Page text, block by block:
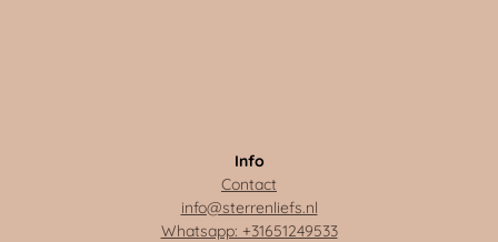
Info
Contact
info@sterrenliefs.nl
Whatsapp: +31651249533